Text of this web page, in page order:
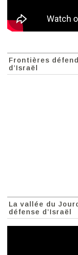
Frontières
d’Israël
La vallée du
défense d’Israël